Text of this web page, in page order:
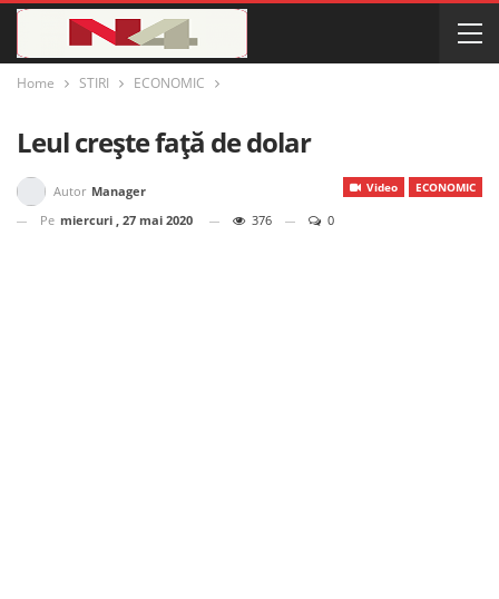
Home STIRI ECONOMIC
Leul crește față de dolar
Video ECONOMIC
Autor Manager
Pe miercuri , 27 mai 2020 376 0